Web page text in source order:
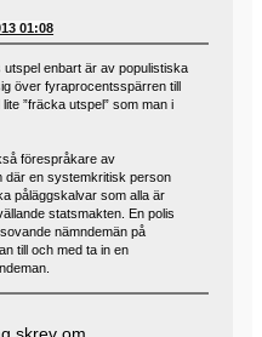
01:08
utspel enbart är av populistiska
över fyraprocentsspärren till
”fräcka utspel” som man i
förespråkare av
där en systemkritisk person
påläggskalvar som alla är
statsmakten. En polis
nämndemän på
till och med ta in en
skrev om